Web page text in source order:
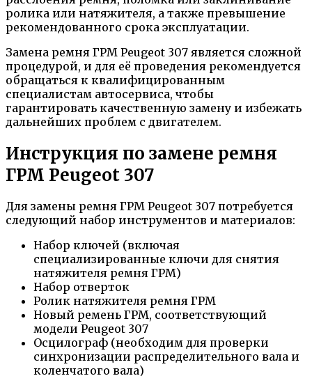
ролика или натяжителя, а также превышение
рекомендованного срока эксплуатации.
Замена ремня ГРМ Peugeot 307 является сложной
процедурой, и для её проведения рекомендуется
обращаться к квалифицированным
специалистам автосервиса, чтобы
гарантировать качественную замену и избежать
дальнейших проблем с двигателем.
Инструкция по замене ремня
ГРМ Peugeot 307
Для замены ремня ГРМ Peugeot 307 потребуется
следующий набор инструментов и материалов:
Набор ключей (включая
специализированные ключи для снятия
натяжителя ремня ГРМ)
Набор отверток
Ролик натяжителя ремня ГРМ
Новый ремень ГРМ, соответствующий
модели Peugeot 307
Осцилограф (необходим для проверки
синхронизации распределительного вала и
коленчатого вала)